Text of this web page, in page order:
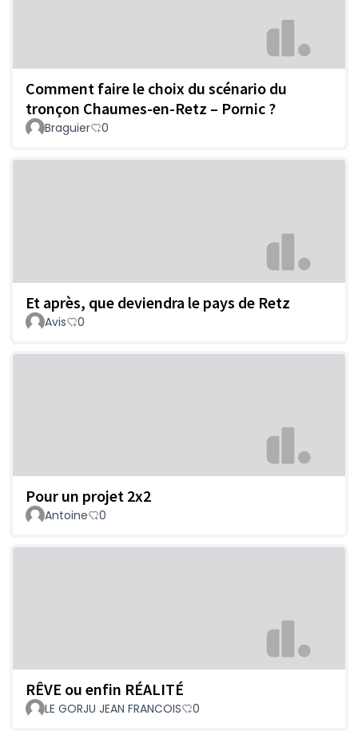
Comment faire le choix du scénario du
tronçon Chaumes-en-Retz – Pornic ?
Braguier 0
Et après, que deviendra le pays de Retz
Avis 0
Pour un projet 2x2
Antoine 0
RÊVE ou enfin RÉALITÉ
LE GORJU JEAN FRANCOIS 0